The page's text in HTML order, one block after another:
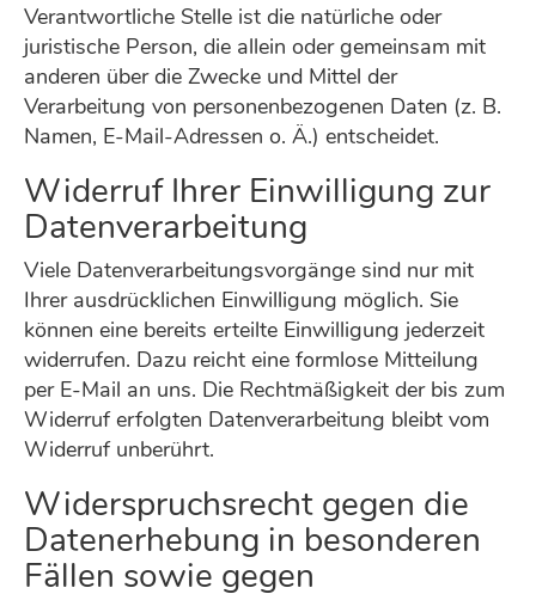
Verantwortliche Stelle ist die natürliche oder
juristische Person, die allein oder gemeinsam mit
anderen über die Zwecke und Mittel der
Verarbeitung von personenbezogenen Daten (z. B.
Namen, E-Mail-Adressen o. Ä.) entscheidet.
Widerruf Ihrer Einwilligung zur
Datenverarbeitung
Viele Datenverarbeitungsvorgänge sind nur mit
Ihrer ausdrücklichen Einwilligung möglich. Sie
können eine bereits erteilte Einwilligung jederzeit
widerrufen. Dazu reicht eine formlose Mitteilung
per E-Mail an uns. Die Rechtmäßigkeit der bis zum
Widerruf erfolgten Datenverarbeitung bleibt vom
Widerruf unberührt.
Widerspruchsrecht gegen die
Datenerhebung in besonderen
Fällen sowie gegen